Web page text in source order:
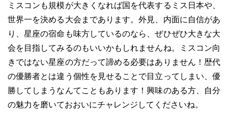
ミスコンも規模が大きくなれば国を代表するミス日本や、
世界一を決める大会まであります。外見、内面に自信があ
り、星座の宿命も味方しているのなら、ぜひぜひ大きな大
会を目指してみるのもいいかもしれませんね。ミスコン向
きではない星座の方だって諦める必要はありません！歴代
の優勝者とは違う個性を見せることで目立ってしまい、優
勝してしまうなんてこともあります！興味のある方、自分
の魅力を磨いておおいにチャレンジしてくださいね。